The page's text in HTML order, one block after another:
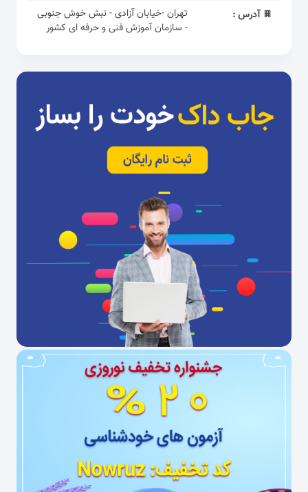
آدرس :
تهران -خیابان آزادی - نبش خوش جنوبی
- سازمان آموزش فنی و حرفه ای کشور